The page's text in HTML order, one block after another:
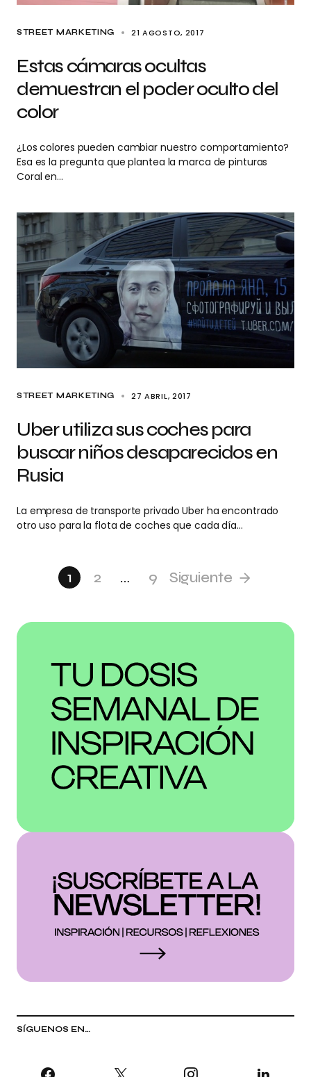
STREET MARKETING 21 AGOSTO, 2017
Estas cámaras ocultas
demuestran el poder oculto del
color
¿Los colores pueden cambiar nuestro comportamiento?
Esa es la pregunta que plantea la marca de pinturas
Coral en…
STREET MARKETING 27 ABRIL, 2017
Uber utiliza sus coches para
buscar niños desaparecidos en
Rusia
La empresa de transporte privado Uber ha encontrado
otro uso para la flota de coches que cada día…
1 2 … 9 Siguiente
SÍGUENOS EN…